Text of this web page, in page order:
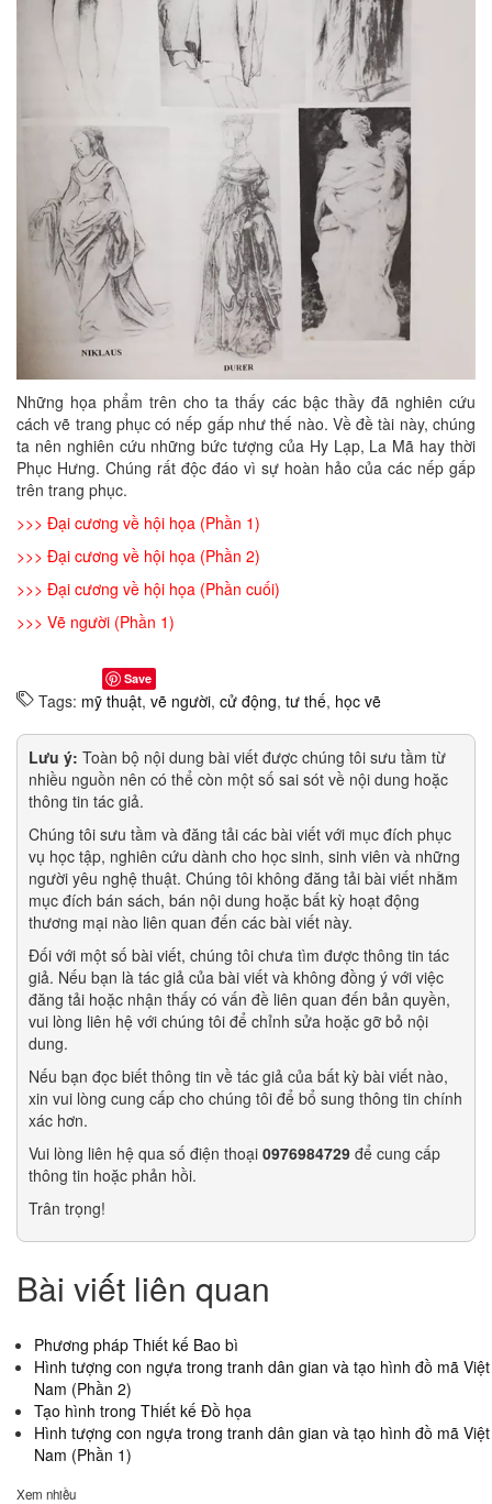
Những họa phẩm trên cho ta thấy các bậc thầy đã nghiên cứu
cách vẽ trang phục có nếp gấp như thế nào. Về đề tài này, chúng
ta nên nghiên cứu những bức tượng của Hy Lạp, La Mã hay thời
Phục Hưng. Chúng rất độc đáo vì sự hoàn hảo của các nếp gấp
trên trang phục.
>>> Đại cương về hội họa (Phần 1)
>>> Đại cương về hội họa (Phần 2)
>>> Đại cương về hội họa (Phần cuối)
>>> Vẽ người (Phần 1)
Tags: mỹ thuật, vẽ người, cử động, tư thế, học vẽ
Lưu ý: Toàn bộ nội dung bài viết được chúng tôi sưu tầm từ
nhiều nguồn nên có thể còn một số sai sót về nội dung hoặc
thông tin tác giả.
Chúng tôi sưu tầm và đăng tải các bài viết với mục đích phục
vụ học tập, nghiên cứu dành cho học sinh, sinh viên và những
người yêu nghệ thuật. Chúng tôi không đăng tải bài viết nhằm
mục đích bán sách, bán nội dung hoặc bất kỳ hoạt động
thương mại nào liên quan đến các bài viết này.
Đối với một số bài viết, chúng tôi chưa tìm được thông tin tác
giả. Nếu bạn là tác giả của bài viết và không đồng ý với việc
đăng tải hoặc nhận thấy có vấn đề liên quan đến bản quyền,
vui lòng liên hệ với chúng tôi để chỉnh sửa hoặc gỡ bỏ nội
dung.
Nếu bạn đọc biết thông tin về tác giả của bất kỳ bài viết nào,
xin vui lòng cung cấp cho chúng tôi để bổ sung thông tin chính
xác hơn.
Vui lòng liên hệ qua số điện thoại 0976984729 để cung cấp
thông tin hoặc phản hồi.
Trân trọng!
Bài viết liên quan
Phương pháp Thiết kế Bao bì
Hình tượng con ngựa trong tranh dân gian và tạo hình đồ mã Việt
Nam (Phần 2)
Tạo hình trong Thiết kế Đồ họa
Hình tượng con ngựa trong tranh dân gian và tạo hình đồ mã Việt
Nam (Phần 1)
Xem nhiều